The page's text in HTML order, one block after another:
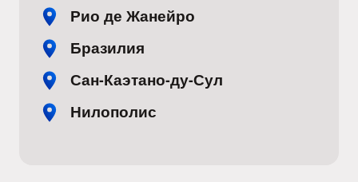
Рио де Жанейро
Бразилия
Сан-Каэтано-ду-Сул
Нилополис